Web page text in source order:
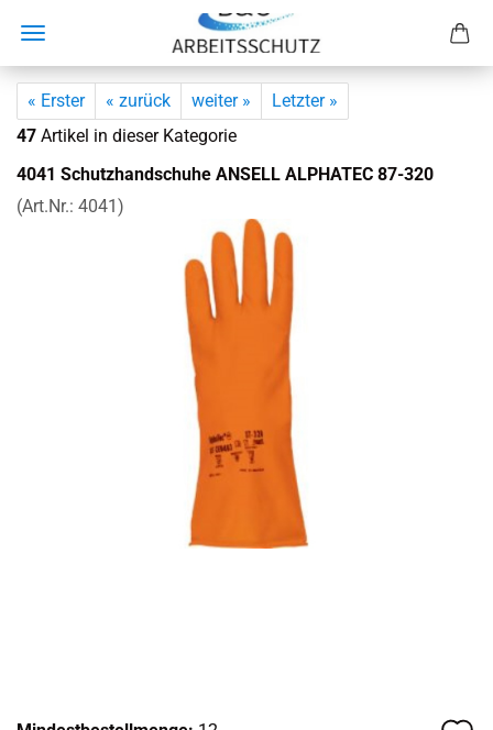
« Erster « zurück weiter »
Letzter »
47 Artikel in dieser Kategorie
4041 Schutz­hand­schu­he AN­SELL AL­PHA­TEC 87-​320
(Art.Nr.: 4041)